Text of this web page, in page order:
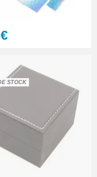
STOCK